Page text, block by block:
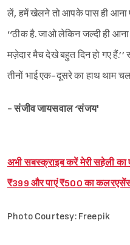
लें, हमें खेलने तो आपके पास ही आना
‘‘ठीक है. जाओ लेकिन जल्दी ही
मज़ेदार मैच देखे बहुत दिन हो गए हैं.’’
तीनों भाई एक-दूसरे का हाथ थाम
- संजीव जायसवाल ‘संजय'
अभी सबस्क्राइब करें मेरी सहेली
₹399 और पाएं ₹500 का कलरएसेंस
Photo Courtesy: Freepik